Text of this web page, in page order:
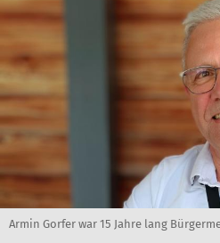
Armin Gorfer war 15 Jahre lang